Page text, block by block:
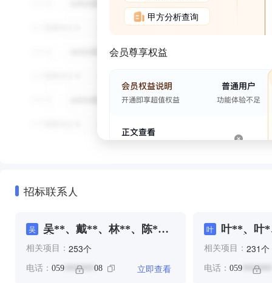
甲方分析查询
会员尊享权益
招标联系人
吴
吴**、戴**、林**、陈*、
相关项目： 253个
电话： 059 ******* 08 立即查看
叶
叶**、叶
**
相关项目： 231个
电话： 059*******